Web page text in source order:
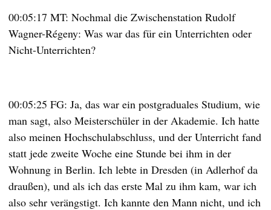
00:05:17 MT: Nochmal die Zwischenstation Rudolf
Wagner-Régeny: Was war das für ein Unterrichten oder
Nicht-Unterrichten?
00:05:25 FG: Ja, das war ein postgraduales Studium, wie
man sagt, also Meisterschüler in der Akademie. Ich hatte
also meinen Hochschulabschluss, und der Unterricht fand
statt jede zweite Woche eine Stunde bei ihm in der
Wohnung in Berlin. Ich lebte in Dresden (in Adlerhof da
draußen), und als ich das erste Mal zu ihm kam, war ich
also sehr verängstigt. Ich kannte den Mann nicht, und ich